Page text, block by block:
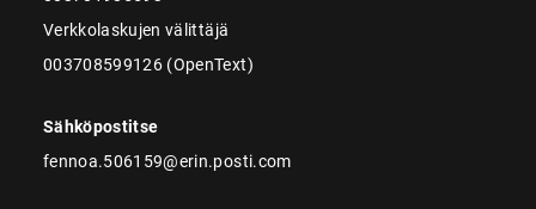
Verkkolaskujen välittäjä
003708599126 (OpenText)
Sähköpostitse
fennoa.506159@erin.posti.com